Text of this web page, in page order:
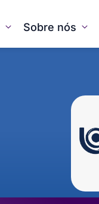
Sobre nós